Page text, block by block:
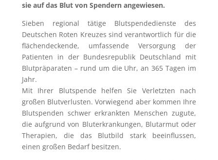
sie auf das Blut von Spendern angewiesen.
Sieben regional tätige Blutspendedienste des
Deutschen Roten Kreuzes sind verantwortlich für die
flächendeckende, umfassende Versorgung der
Patienten in der Bundesrepublik Deutschland mit
Blutpräparaten – rund um die Uhr, an 365 Tagen im
Jahr.
Mit Ihrer Blutspende helfen Sie Verletzten nach
großen Blutverlusten. Vorwiegend aber kommen Ihre
Blutspenden schwer erkrankten Menschen zugute,
die aufgrund von Bluterkrankungen, Blutarmut oder
Therapien, die das Blutbild stark beeinflussen,
einen großen Bedarf besitzen.